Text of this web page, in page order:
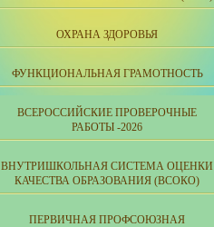
ОХРАНА ЗДОРОВЬЯ
ФУНКЦИОНАЛЬНАЯ ГРАМОТНОСТЬ
ВСЕРОССИЙСКИЕ ПРОВЕРОЧНЫЕ
РАБОТЫ -2026
ВНУТРИШКОЛЬНАЯ СИСТЕМА ОЦЕНКИ
КАЧЕСТВА ОБРАЗОВАНИЯ (ВСОКО)
ПЕРВИЧНАЯ ПРОФСОЮЗНАЯ